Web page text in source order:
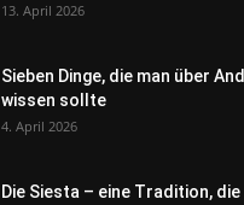
13. April 2026
Sieben Dinge, die man über
wissen sollte
4. April 2026
Die Siesta – eine Tradition,